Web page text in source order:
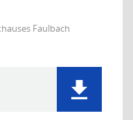
Faulbach